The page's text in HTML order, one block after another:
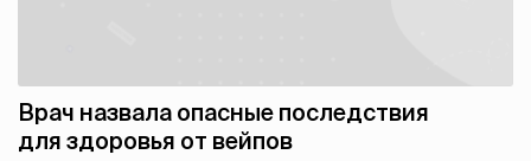
Врач назвала опасные последствия
для здоровья от вейпов